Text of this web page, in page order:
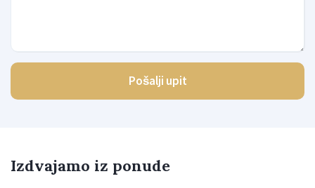
Pošalji upit
Izdvajamo iz ponude